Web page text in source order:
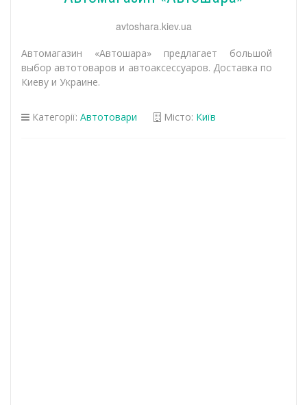
avtoshara.kiev.ua
Автомагазин «Автошара» предлагает большой
выбор автотоваров и автоаксессуаров. Доставка по
Киеву и Украине.
Категорії: Автотовари Місто: Київ